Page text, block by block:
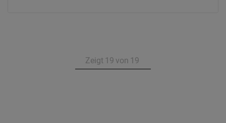
Zeigt 19 von 19